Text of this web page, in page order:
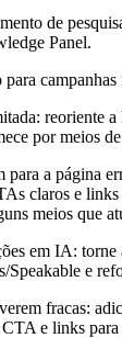
de
Panel.
campanhas
reoriente
por meios
para a página
claros e
meios que
em IA:
e
fracas:
e links